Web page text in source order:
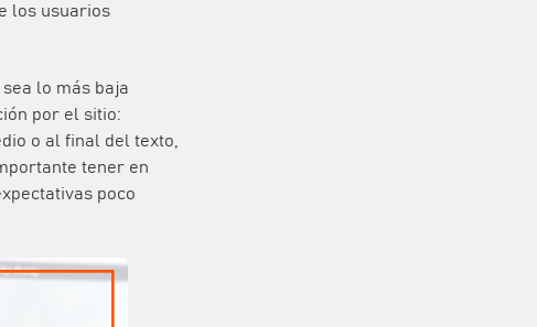
los usuarios
lo más baja
por el sitio:
o al final del texto,
tener en
poco